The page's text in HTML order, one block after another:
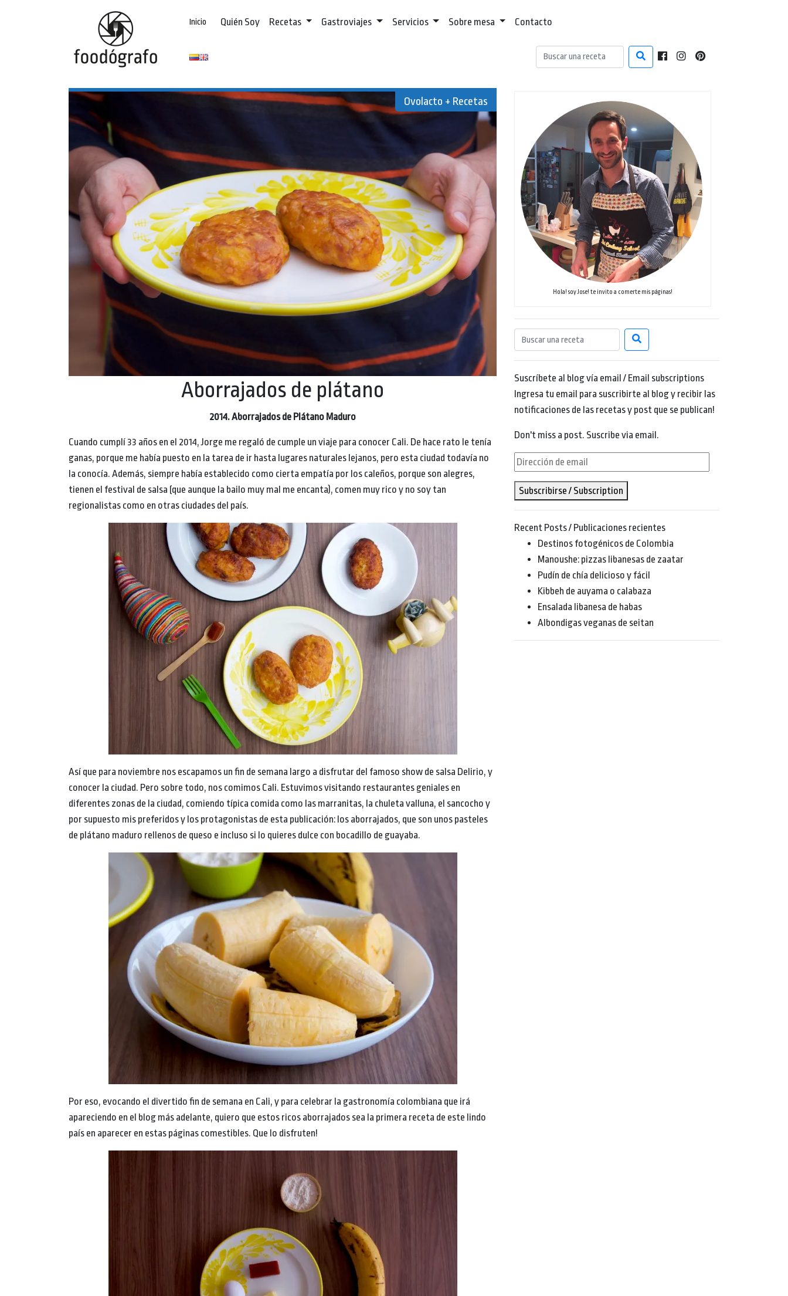
Inicio Quién Soy Recetas Gastroviajes Servicios Sobre mesa Contacto
Ovolacto + Recetas
Aborrajados de plátano
2014. Aborrajados de Plátano Maduro
Cuando cumplí 33 años en el 2014, Jorge me regaló de cumple un viaje para conocer Cali. De hace rato le tenía
ganas, porque me había puesto en la tarea de ir hasta lugares naturales lejanos, pero esta ciudad todavía no
la conocía. Además, siempre había establecido como cierta empatía por los caleños, porque son alegres,
tienen el festival de salsa (que aunque la bailo muy mal me encanta), comen muy rico y no soy tan
regionalistas como en otras ciudades del país.
Así que para noviembre nos escapamos un fin de semana largo a disfrutar del famoso show de salsa Delirio, y
conocer la ciudad. Pero sobre todo, nos comimos Cali. Estuvimos visitando restaurantes geniales en
diferentes zonas de la ciudad, comiendo típica comida como las marranitas, la chuleta valluna, el sancocho y
por supuesto mis preferidos y los protagonistas de esta publicación: los aborrajados, que son unos pasteles
de plátano maduro rellenos de queso e incluso si lo quieres dulce con bocadillo de guayaba.
Por eso, evocando el divertido fin de semana en Cali, y para celebrar la gastronomía colombiana que irá
apareciendo en el blog más adelante, quiero que estos ricos aborrajados sea la primera receta de este lindo
país en aparecer en estas páginas comestibles. Que lo disfruten!
Hola! soy Jose! te invito a comerte mis páginas!
Suscríbete al blog vía email / Email subscriptions
Ingresa tu email para suscribirte al blog y recibir las
notificaciones de las recetas y post que se publican!
Don't miss a post. Suscribe via email.
Dirección
de
email
Subscribirse / Subscription
Recent Posts / Publicaciones recientes
Destinos fotogénicos de Colombia
Manoushe: pizzas libanesas de zaatar
Pudín de chía delicioso y fácil
Kibbeh de auyama o calabaza
Ensalada libanesa de habas
Albondigas veganas de seitan